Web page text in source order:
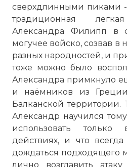
сверхдлинными пиками -
традиционная
Александра Филипп в
могучее войско, созвав в
разных народностей, и
тоже можно было
Александра примкнуло
и наёмников из
Балканской территории.
Александр научился
использовать только
действиях, и что
дождаться подходящего
лично возглавить